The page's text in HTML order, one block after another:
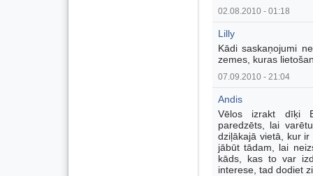
02.08.2010 - 01:18
Lilly
Kādi saskaņojumi
zemes, kuras
07.09.2010 - 21:04
Andis
Vēlos izrakt dīķi
paredzēts, lai
dziļākajā vietā, kur
jābūt tādam, lai
kāds, kas to var
interese, tad dodiet